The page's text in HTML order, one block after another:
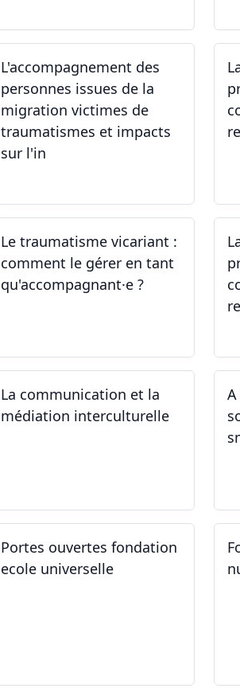
L'accompagnement des
personnes issues de la
migration victimes de
traumatismes et impacts
sur l'in
Le traumatisme vicariant :
comment le gérer en tant
qu'accompagnant·e ?
La communication et la
médiation interculturelle
Portes ouvertes fondation
ecole universelle